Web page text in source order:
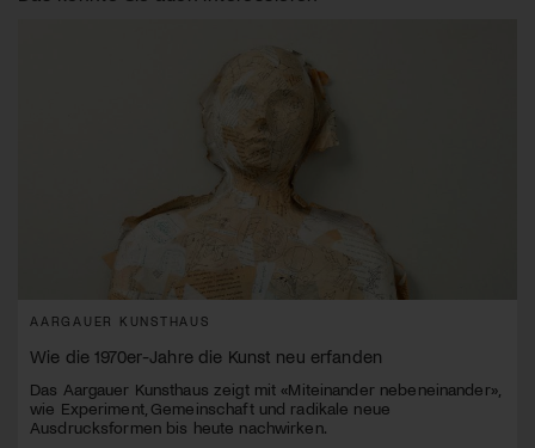
AARGAUER KUNSTHAUS
Wie die 1970er-Jahre die Kunst neu erfanden
Das Aargauer Kunsthaus zeigt mit «Miteinander nebeneinander»,
wie Experiment, Gemeinschaft und radikale neue
Ausdrucksformen bis heute nachwirken.